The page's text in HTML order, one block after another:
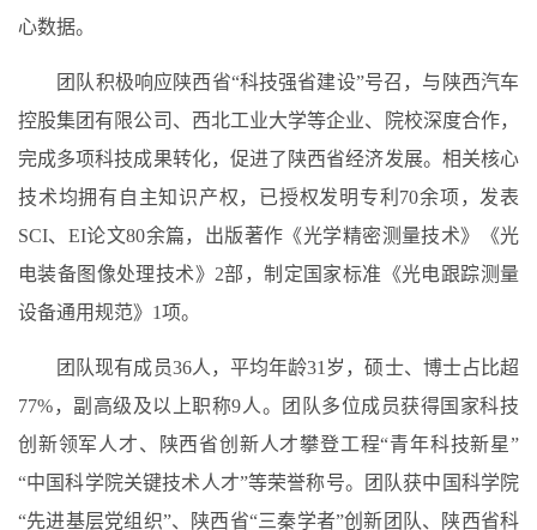
心数据。
团队积极响应陕西省“科技强省建设”号召，与陕西汽车
控股集团有限公司、西北工业大学等企业、院校深度合作，
完成多项科技成果转化，促进了陕西省经济发展。相关核心
技术均拥有自主知识产权，已授权发明专利70余项，发表
SCI、EI论文80余篇，出版著作《光学精密测量技术》《光
电装备图像处理技术》2部，制定国家标准《光电跟踪测量
设备通用规范》1项。
团队现有成员36人，平均年龄31岁，硕士、博士占比超
77%，副高级及以上职称9人。团队多位成员获得国家科技
创新领军人才、陕西省创新人才攀登工程“青年科技新星”
“中国科学院关键技术人才”等荣誉称号。团队获中国科学院
“先进基层党组织”、陕西省“三秦学者”创新团队、陕西省科